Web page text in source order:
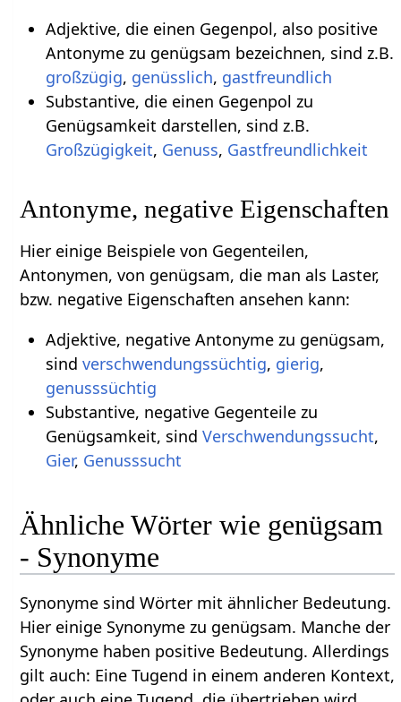
Adjektive, die einen Gegenpol, also positive
Antonyme zu genügsam bezeichnen, sind z.B.
großzügig, genüsslich, gastfreundlich
Substantive, die einen Gegenpol zu
Genügsamkeit darstellen, sind z.B.
Großzügigkeit, Genuss, Gastfreundlichkeit
Antonyme, negative Eigenschaften
Hier einige Beispiele von Gegenteilen,
Antonymen, von genügsam, die man als Laster,
bzw. negative Eigenschaften ansehen kann:
Adjektive, negative Antonyme zu genügsam,
sind verschwendungssüchtig, gierig,
genusssüchtig
Substantive, negative Gegenteile zu
Genügsamkeit, sind Verschwendungssucht,
Gier, Genusssucht
Ähnliche Wörter wie genügsam
- Synonyme
Synonyme sind Wörter mit ähnlicher Bedeutung.
Hier einige Synonyme zu genügsam. Manche der
Synonyme haben positive Bedeutung. Allerdings
gilt auch: Eine Tugend in einem anderen Kontext,